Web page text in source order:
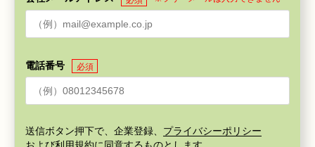
電話番号 必須
送信ボタン押下で、企業登録、 プライバシーポリシー
および利用規約に同意するものとします。